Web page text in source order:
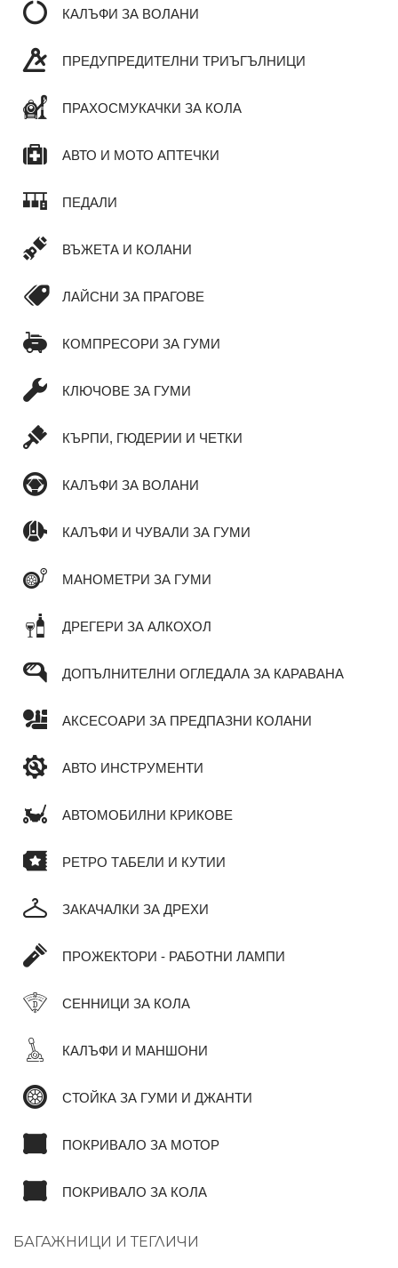
КАЛЪФИ ЗА ВОЛАНИ
ПРЕДУПРЕДИТЕЛНИ ТРИЪГЪЛНИЦИ
ПРАХОСМУКАЧКИ ЗА КОЛА
АВТО И МОТО АПТЕЧКИ
ПЕДАЛИ
ВЪЖЕТА И КОЛАНИ
ЛАЙСНИ ЗА ПРАГОВЕ
КОМПРЕСОРИ ЗА ГУМИ
КЛЮЧОВЕ ЗА ГУМИ
КЪРПИ, ГЮДЕРИИ И ЧЕТКИ
КАЛЪФИ ЗА ВОЛАНИ
КАЛЪФИ И ЧУВАЛИ ЗА ГУМИ
МАНОМЕТРИ ЗА ГУМИ
ДРЕГЕРИ ЗА АЛКОХОЛ
ДОПЪЛНИТЕЛНИ ОГЛЕДАЛА ЗА КАРАВАНА
АКСЕСОАРИ ЗА ПРЕДПАЗНИ КОЛАНИ
АВТО ИНСТРУМЕНТИ
АВТОМОБИЛНИ КРИКОВЕ
РЕТРО ТАБЕЛИ И КУТИИ
ЗАКАЧАЛКИ ЗА ДРЕХИ
ПРОЖЕКТОРИ - РАБОТНИ ЛАМПИ
СЕННИЦИ ЗА КОЛА
КАЛЪФИ И МАНШОНИ
СТОЙКА ЗА ГУМИ И ДЖАНТИ
ПОКРИВАЛО ЗА МОТОР
ПОКРИВАЛО ЗА КОЛА
БАГАЖНИЦИ И ТЕГЛИЧИ